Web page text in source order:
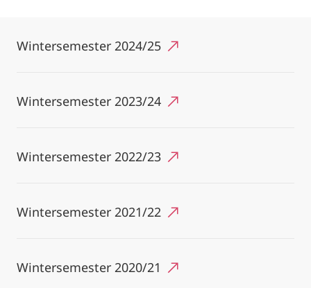
Wintersemester 2024/25
Wintersemester 2023/24
Wintersemester 2022/23
Wintersemester 2021/22
Wintersemester 2020/21